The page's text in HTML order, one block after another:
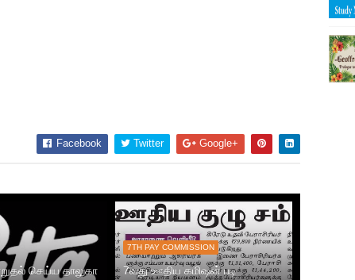
Facebook Twitter Google+
செய்ய தாலுகா
7TH PAY COMMISSION
7வது ஊதிய கமிஷன் படி